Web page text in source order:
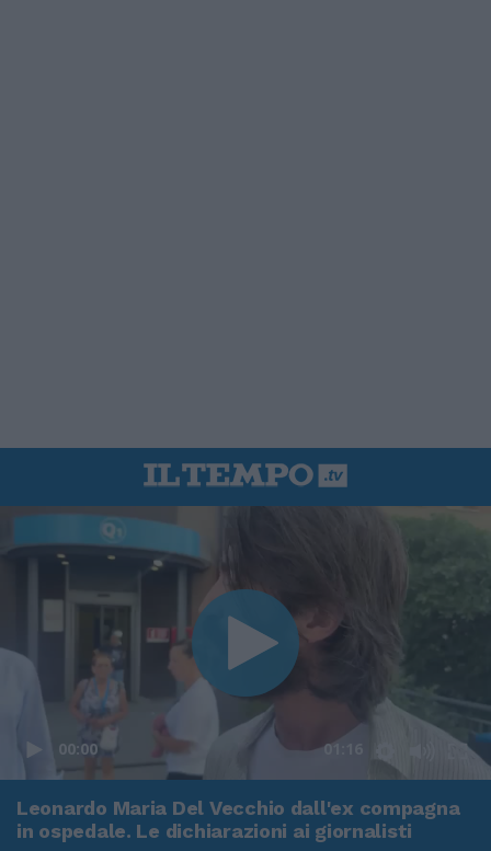
00:00 01:16
Leonardo Maria Del Vecchio dall'ex compagna
in ospedale. Le dichiarazioni ai giornalisti